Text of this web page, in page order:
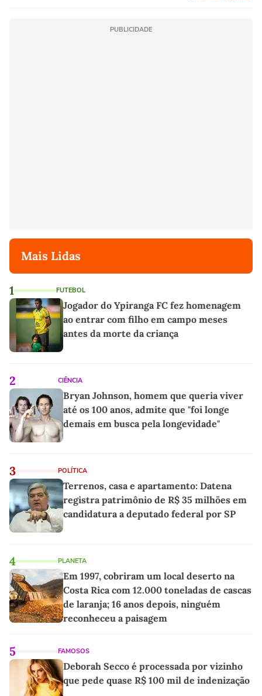
PUBLICIDADE
Mais Lidas
1 FUTEBOL
Jogador do Ypiranga FC fez homenagem
ao entrar com filho em campo meses
antes da morte da criança
2 CIÊNCIA
Bryan Johnson, homem que queria viver
até os 100 anos, admite que "foi longe
demais em busca pela longevidade"
3 POLÍTICA
Terrenos, casa e apartamento: Datena
registra patrimônio de R$ 35 milhões em
candidatura a deputado federal por SP
4 PLANETA
Em 1997, cobriram um local deserto na
Costa Rica com 12.000 toneladas de cascas
de laranja; 16 anos depois, ninguém
reconheceu a paisagem
5 FAMOSOS
Deborah Secco é processada por vizinho
que pede quase R$ 100 mil de indenização